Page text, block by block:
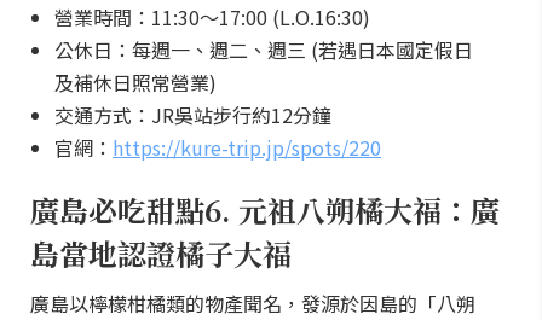
營業時間：11:30～17:00 (L.O.16:30)
公休日：每週一、週二、週三 (若遇日本國定假日
及補休日照常營業)
交通方式：JR吳站步行約12分鐘
官網： https://kure-trip.jp/spots/220
廣島必吃甜點6. 元祖八朔橘大福：廣
島當地認證橘子大福
廣島以檸檬柑橘類的物產聞名，發源於因島的「八朔